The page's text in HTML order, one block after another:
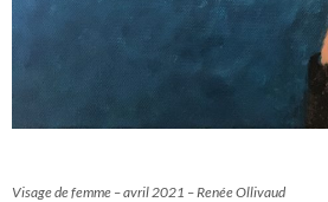
Visage de femme – avril 2021 – Renée Ollivaud